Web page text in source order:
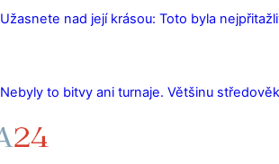
Užasnete nad její krásou: Toto byla
Nebyly to bitvy ani turnaje. Většinu